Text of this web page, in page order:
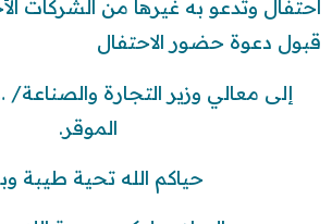
احتفال وتدعو به غيرها من الشركات
قبول دعوة حضور الاحتفال
إلى معالي وزير التجارة
الموقر.
حياكم الله تحية طيبة